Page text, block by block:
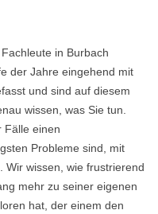
in Burbach
der Jahre eingehend mit
und sind auf diesem
wissen, was Sie tun.
Fälle einen
Probleme sind, mit
Wir wissen, wie frustrierend
mehr zu seiner eigenen
hat, der einem den